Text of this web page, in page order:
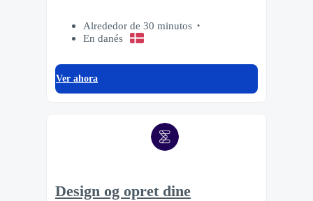
Alrededor de 30 minutos
En danés
Ver ahora
Design og opret dine